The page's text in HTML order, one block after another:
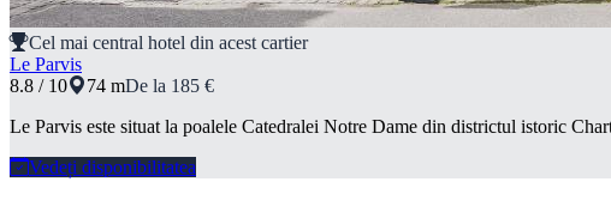
Cel mai central hotel din acest cartier
Le Parvis
8.8 / 10
74 mDe la 185 €
Le Parvis este situat la poalele Catedralei Notre Dame din districtul istoric
Vedeți disponibilitatea